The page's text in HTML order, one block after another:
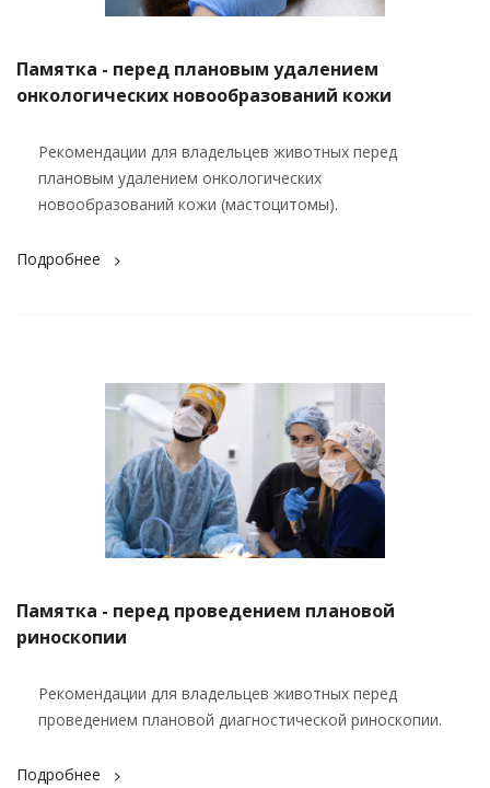
Памятка - перед плановым удалением
онкологических новообразований кожи
Рекомендации для владельцев животных перед
плановым удалением онкологических
новообразований кожи (мастоцитомы).
Подробнее
Памятка - перед проведением плановой
риноскопии
Рекомендации для владельцев животных перед
проведением плановой диагностической риноскопии.
Подробнее